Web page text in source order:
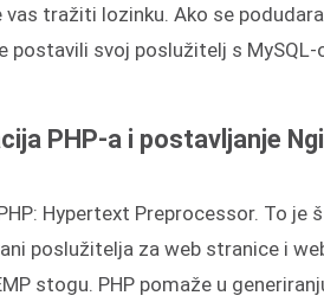
vas tražiti lozinku. Ako se
postavili svoj poslužitelj s
PHP-a i postavljanje
Hypertext Preprocessor. To
poslužitelja za web stranice i
stogu. PHP pomaže u